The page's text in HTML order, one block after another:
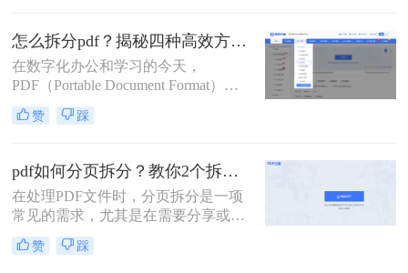
有页面，不如精准地提取所需部分，
这样既高效又专业。
怎么拆分pdf？揭秘四种高效方法，总有一款适合你！
在数字化办公和学习的今天，
PDF（Portable Document Format）因
其跨平台、格式固定的特性，已成为
我们日常工作中最常用的文件格式之
的PDF文件，它可能是一本完整的电
子书、一份合并的财务报表，或是一
次会议的所有记录。此时，如何从中
精准、快速地提取出我们需要的部
分，就成了一个亟待解决的问
题。“拆分PDF”这项技能，因此变得
赞 踩
pdf如何分页拆分？教你2个拆分方法！
在处理PDF文件时，分页拆分是一项
常见的需求，尤其是在需要分享或打
印部分页面时。那么pdf如何分页拆分
呢？本文将介绍两种分页拆分PDF的
赞 踩